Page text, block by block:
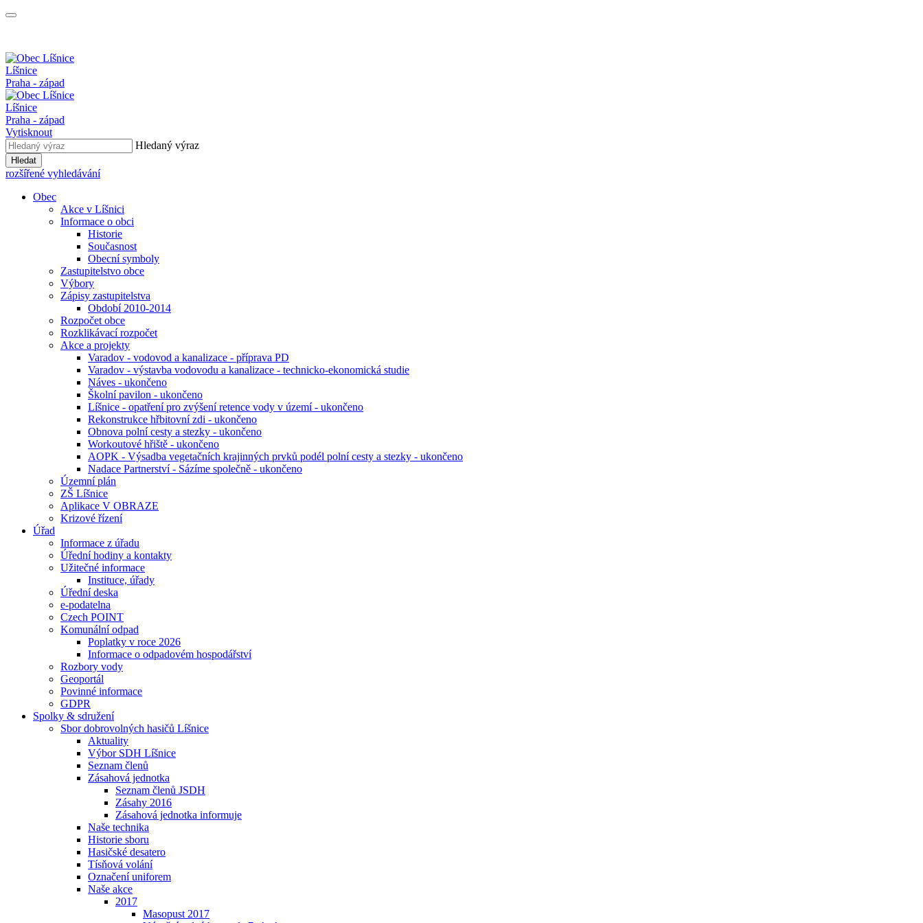
Líšnice
Praha - západ
Líšnice
Praha - západ
Vytisknout
Hledaný výraz
Hledat
rozšířené vyhledávání
Obec
Akce v Líšnici
Informace o obci
Historie
Současnost
Obecní symboly
Zastupitelstvo obce
Výbory
Zápisy zastupitelstva
Období 2010-2014
Rozpočet obce
Rozklikávací rozpočet
Akce a projekty
Varadov - vodovod a kanalizace - příprava PD
Varadov - výstavba vodovodu a kanalizace - technicko-ekonomická studie
Náves - ukončeno
Školní pavilon - ukončeno
Líšnice - opatření pro zvýšení retence vody v území - ukončeno
Rekonstrukce hřbitovní zdi - ukončeno
Obnova polní cesty a stezky - ukončeno
Workoutové hřiště - ukončeno
AOPK - Výsadba vegetačních krajinných prvků podél polní cesty a stezky - ukončeno
Nadace Partnerství - Sázíme společně - ukončeno
Územní plán
ZŠ Líšnice
Aplikace V OBRAZE
Krizové řízení
Úřad
Informace z úřadu
Úřední hodiny a kontakty
Užitečné informace
Instituce, úřady
Úřední deska
e-podatelna
Czech POINT
Komunální odpad
Poplatky v roce 2026
Informace o odpadovém hospodářství
Rozbory vody
Geoportál
Povinné informace
GDPR
Spolky & sdružení
Sbor dobrovolných hasičů Líšnice
Aktuality
Výbor SDH Líšnice
Seznam členů
Zásahová jednotka
Seznam členů JSDH
Zásahy 2016
Zásahová jednotka informuje
Naše technika
Historie sboru
Hasičské desatero
Tísňová volání
Označení uniforem
Naše akce
2017
Masopust 2017